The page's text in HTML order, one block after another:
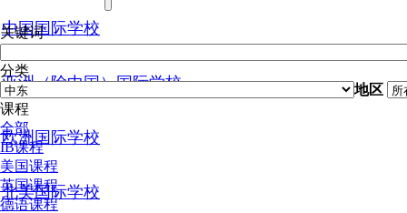
中国国际学校
亚洲（除中国）国际学校
欧洲国际学校
北美国际学校
关键词
分类
地区
课程
全部
IB课程
美国课程
英国课程
德语课程